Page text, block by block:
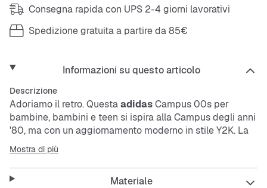
Consegna rapida con UPS 2-4 giorni lavorativi
Spedizione gratuita a partire da 85€
Informazioni su questo articolo
Descrizione
Adoriamo il retro. QuestaadidasCampus 00s per
bambine, bambini e teen si ispira alla Campus degli anni
'80, ma con un aggiornamento moderno in stile Y2K. La
silhouette elegante e il mix di materiali danno un tocco
fresco. Abbinala ai tuoi jeans preferiti e sei pronta a
partire.
Mostra di più
Materiale